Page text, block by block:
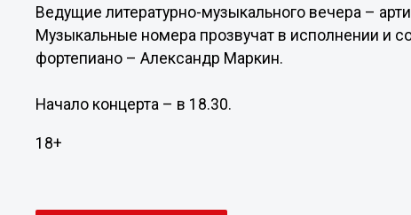
Ведущие литературно-музыкального вечера –
Музыкальные номера прозвучат в исполнении и
фортепиано – Александр Маркин.
Начало концерта – в 18.30.
18+